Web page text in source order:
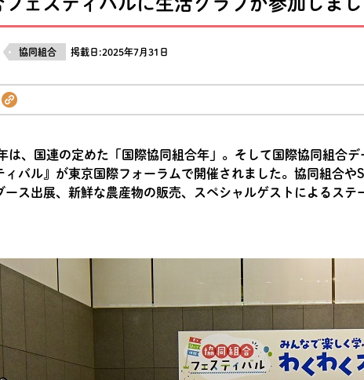
協同組合 掲載日:2025年7月31日
は、国連の定めた「国際協同組合年」。そして国際協同組合
ィバル』が東京国際フォーラムで開催されました。協同組合
ース出展、新鮮な農産物の販売、スペシャルゲストによるス